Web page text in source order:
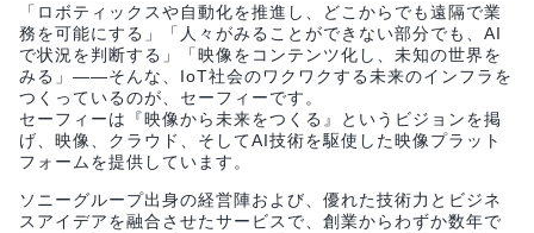
「ロボティックスや自動化を推進し、どこからでも遠隔で業
務を可能にする」「人々がみることができない部分でも、AI
で状況を判断する」「映像をコンテンツ化し、未知の世界を
みる」――そんな、IoT社会のワクワクする未来のインフラを
つくっているのが、セーフィーです。
セーフィーは『映像から未来をつくる』というビジョンを掲
げ、映像、クラウド、そしてAI技術を駆使した映像プラット
フォームを提供しています。
ソニーグループ出身の経営陣および、優れた技術力とビジネ
スアイデアを融合させたサービスで、創業からわずか数年で